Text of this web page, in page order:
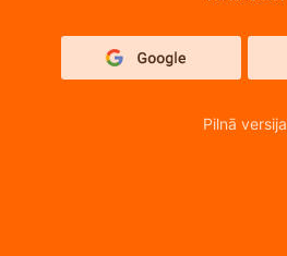
Pilnā versija